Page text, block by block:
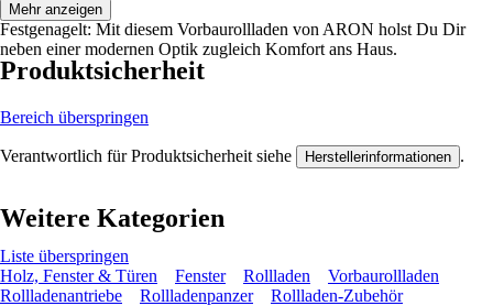
Festgenagelt: Mit diesem Vorbaurollladen von ARON holst Du Dir
neben einer modernen Optik zugleich Komfort ans Haus.
Mehr anzeigen
Produktsicherheit
Bereich überspringen
Verantwortlich für Produktsicherheit siehe Herstellerinformationen .
Weitere Kategorien
Liste überspringen
Holz, Fenster & Türen
Fenster Rollladen
Vorbaurollladen
Rollladenantriebe
Rollladenpanzer Rollladen-Zubehör